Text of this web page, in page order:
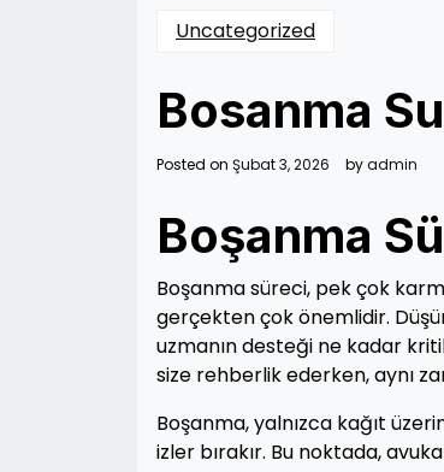
Uncategorized
Bosanma
Posted on Şubat 3, 2026 byadmin
Boşanma
Boşanma süreci, pek çok
gerçekten çok önemlidir.
uzmanın desteği ne kadar
size rehberlik ederken, aynı
Boşanma, yalnızca kağıt
izler bırakır. Bu noktada,